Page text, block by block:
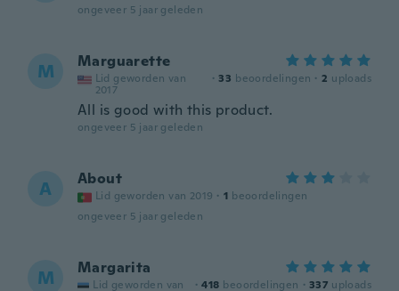
ongeveer 5 jaar geleden
M Marguarette
Lid geworden van
2017
· 33 beoordelingen · 2 uploads
All is good with this product.
ongeveer 5 jaar geleden
A About
Lid geworden van 2019 · 1 beoordelingen
ongeveer 5 jaar geleden
M Margarita
Lid geworden van
· 418 beoordelingen · 337 uploads